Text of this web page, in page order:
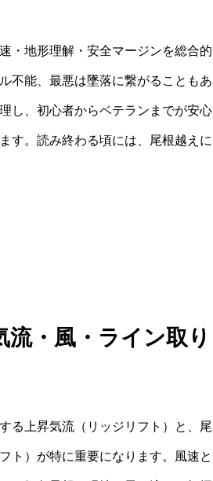
・地形理解・安全マージンを総合的
不能、最悪は墜落に繋がることもあ
し、初心者からベテランまでが安心
す。読み終わる頃には、尾根越えに
・風・ライン取り
る上昇気流（リッジリフト）と、尾
ト）が特に重要になります。風速と